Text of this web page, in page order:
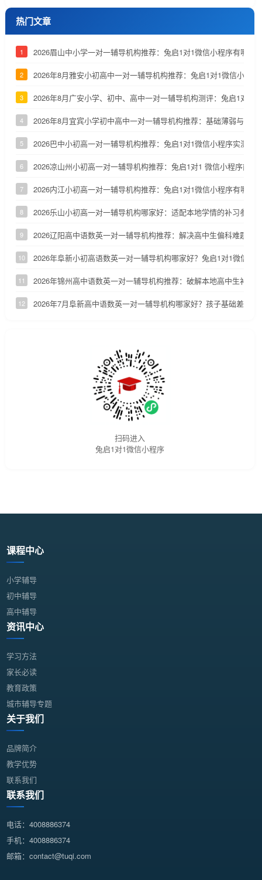
热门文章
1 2026眉山中小学一对一辅导机构推荐：兔启1对1微信小程序有哪些
2 2026年8月雅安小初高中一对一辅导机构推荐：兔启1对1微信小程
3 2026年8月广安小学、初中、高中一对一辅导机构测评：兔启1对1
4 2026年8月宜宾小学初中高中一对一辅导机构推荐：基础薄弱与优
5 2026巴中小初高一对一辅导机构推荐：兔启1对1微信小程序实测参
6 2026凉山州小初高一对一辅导机构推荐：兔启1对1 微信小程序能否
7 2026内江小初高一对一辅导机构推荐：兔启1对1微信小程序有哪些
8 2026乐山小初高一对一辅导机构哪家好：适配本地学情的补习参考
9 2026辽阳高中语数英一对一辅导机构推荐：解决高中生偏科难题
10 2026年阜新小初高语数英一对一辅导机构哪家好？兔启1对1微信小
11 2026年锦州高中语数英一对一辅导机构推荐：破解本地高中生补课
12 2026年7月阜新高中语数英一对一辅导机构哪家好？孩子基础差怎么
扫码进入
兔启1对1微信小程序
课程中心
小学辅导
初中辅导
高中辅导
资讯中心
学习方法
家长必读
教育政策
城市辅导专题
关于我们
品牌简介
教学优势
联系我们
联系我们
电话：4008886374
手机：4008886374
邮箱：contact@tuqi.com